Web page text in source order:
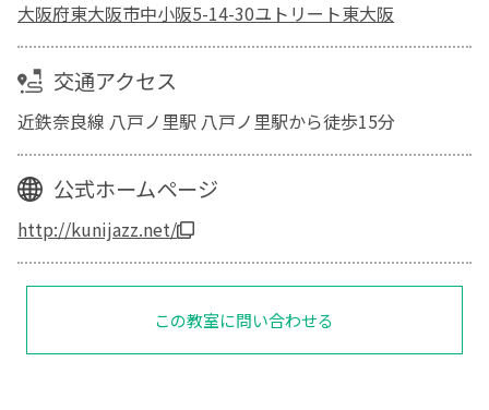
大阪府東大阪市中小阪5-14-30ユトリート東大阪
交通アクセス
近鉄奈良線 八戸ノ里駅 八戸ノ里駅から徒歩15分
公式ホームページ
http://kunijazz.net/
この教室に問い合わせる